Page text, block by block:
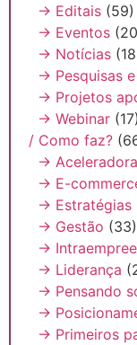
→ Editais (59)
→ Eventos
→ Notícias
→ Pesquisas
→ Projetos
→ Webinar (17)
/ Como faz?
→
→ E-
→ Estratégias
→ Gestão (33)
→
→ Liderança
→ Pensando
→
→ Primeiros